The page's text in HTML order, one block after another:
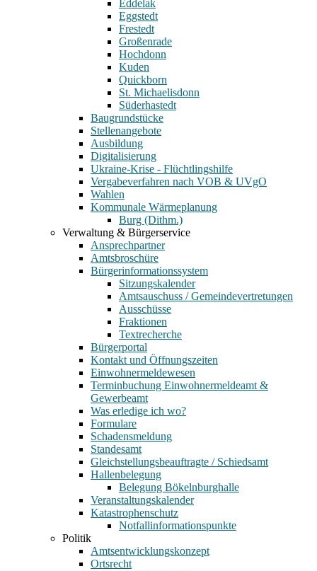
Eddelak
Eggstedt
Frestedt
Großenrade
Hochdonn
Kuden
Quickborn
St. Michaelisdonn
Süderhastedt
Baugrundstücke
Stellenangebote
Ausbildung
Digitalisierung
Ukraine-Krise - Flüchtlingshilfe
Vergabeverfahren nach VOB & UVgO
Wahlen
Kommunale Wärmeplanung
Burg (Dithm.)
Verwaltung & Bürgerservice
Ansprechpartner
Amtsbroschüre
Bürgerinformationssystem
Sitzungskalender
Amtsauschuss / Gemeindevertretungen
Ausschüsse
Fraktionen
Textrecherche
Bürgerportal
Kontakt und Öffnungszeiten
Einwohnermeldewesen
Terminbuchung Einwohnermeldeamt &
Gewerbeamt
Was erledige ich wo?
Formulare
Schadensmeldung
Standesamt
Gleichstellungsbeauftragte / Schiedsamt
Hallenbelegung
Belegung Bökelnburghalle
Veranstaltungskalender
Katastrophenschutz
Notfallinformationspunkte
Politik
Amtsentwicklungskonzept
Ortsrecht